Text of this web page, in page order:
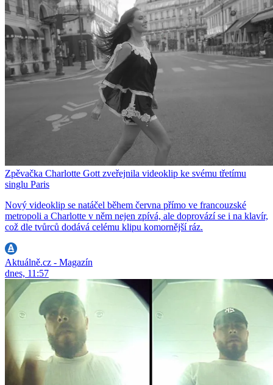
Zpěvačka Charlotte Gott zveřejnila videoklip ke svému třetímu
singlu Paris
Nový videoklip se natáčel během června přímo ve francouzské
metropoli a Charlotte v něm nejen zpívá, ale doprovází se i na klavír,
což dle tvůrců dodává celému klipu komornější ráz.
Aktuálně.cz - Magazín
dnes, 11:57